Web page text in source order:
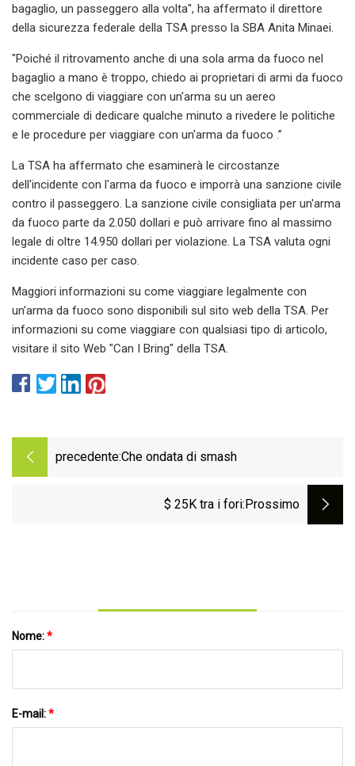
bagaglio, un passeggero alla volta", ha affermato il direttore
della sicurezza federale della TSA presso la SBA Anita Minaei.
"Poiché il ritrovamento anche di una sola arma da fuoco nel
bagaglio a mano è troppo, chiedo ai proprietari di armi da fuoco
che scelgono di viaggiare con un'arma su un aereo
commerciale di dedicare qualche minuto a rivedere le politiche
e le procedure per viaggiare con un'arma da fuoco .”
La TSA ha affermato che esaminerà le circostanze
dell'incidente con l'arma da fuoco e imporrà una sanzione civile
contro il passeggero. La sanzione civile consigliata per un'arma
da fuoco parte da 2.050 dollari e può arrivare fino al massimo
legale di oltre 14.950 dollari per violazione. La TSA valuta ogni
incidente caso per caso.
Maggiori informazioni su come viaggiare legalmente con
un'arma da fuoco sono disponibili sul sito web della TSA. Per
informazioni su come viaggiare con qualsiasi tipo di articolo,
visitare il sito Web "Can I Bring" della TSA.
precedente:Che ondata di smash
$ 25K tra i fori:Prossimo
Nome:*
E-mail:*